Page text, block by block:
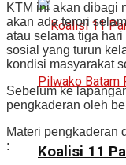
Koalisi 11
KTM ini akan dibagi
akan ada terori
atau selama tiga
sosial yang turun
kondisi masyarakat
Sebelum ke
pengkaderan oleh
Materi pengkaderan
: